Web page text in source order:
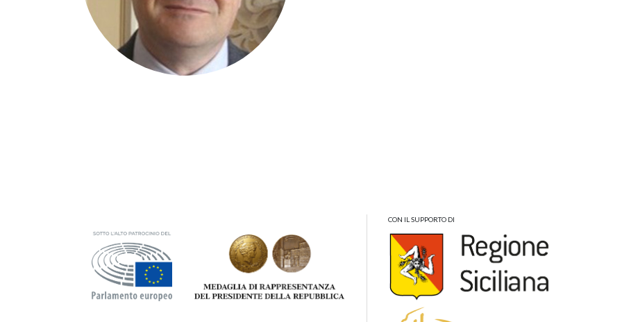
CON IL SUPPORTO DI